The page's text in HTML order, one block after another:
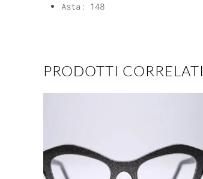
Asta: 148
PRODOTTI CORRELATI